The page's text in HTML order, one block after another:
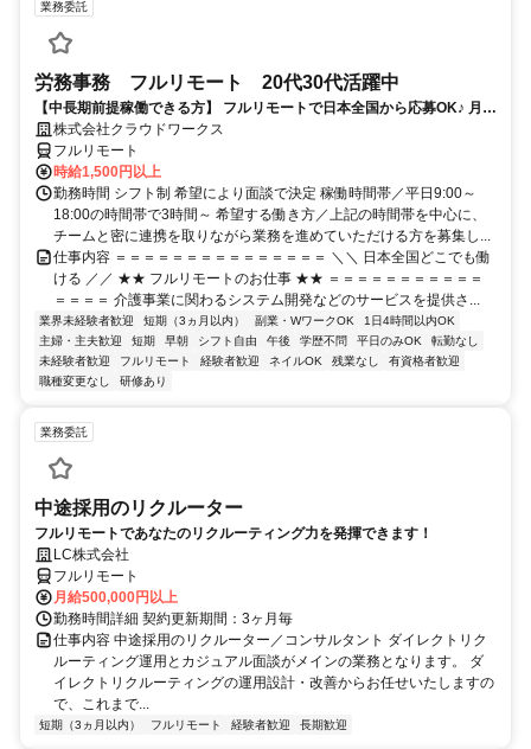
業務委託
労務事務 フルリモート 20代30代活躍中
【中長期前提稼働できる方】 フルリモートで日本全国から応募OK♪ 月稼
働70時間で安定収入！
株式会社クラウドワークス
フルリモート
時給1,500円以上
勤務時間 シフト制 希望により面談で決定 稼働時間帯／平日9:00～
18:00の時間帯で3時間～ 希望する働き方／上記の時間帯を中心に、
チームと密に連携を取りながら業務を進めていただける方を募集し...
仕事内容 ＝＝＝＝＝＝＝＝＝＝＝＝＝＝＝ ＼＼ 日本全国どこでも働
ける ／／ ★★ フルリモートのお仕事 ★★ ＝＝＝＝＝＝＝＝＝＝＝
＝＝＝＝ 介護事業に関わるシステム開発などのサービスを提供さ...
業界未経験者歓迎 短期（3ヵ月以内） 副業・WワークOK
1日4時間以内OK
主婦・主夫歓迎
短期 早朝 シフト自由 午後 学歴不問 平日のみOK
転勤なし
未経験者歓迎
フルリモート 経験者歓迎 ネイルOK 残業なし
有資格者歓迎
職種変更なし
研修あり
業務委託
中途採用のリクルーター
フルリモートであなたのリクルーティング力を発揮できます！
LC株式会社
フルリモート
月給500,000円以上
勤務時間詳細 契約更新期間：3ヶ月毎
仕事内容 中途採用のリクルーター／コンサルタント ダイレクトリク
ルーティング運用とカジュアル面談がメインの業務となります。 ダ
イレクトリクルーティングの運用設計・改善からお任せいたしますの
で、これまで...
短期（3ヵ月以内） フルリモート 経験者歓迎 長期歓迎